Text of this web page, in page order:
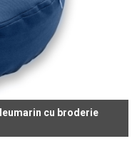
cu broderie